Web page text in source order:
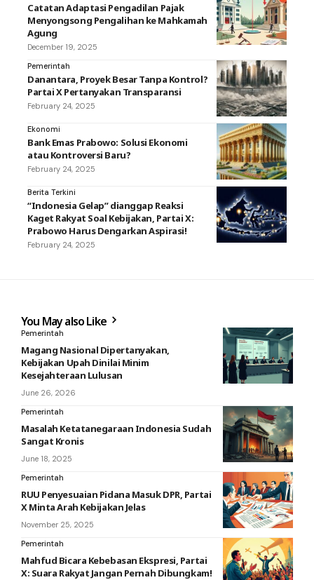
Catatan Adaptasi Pengadilan Pajak
Menyongsong Pengalihan ke Mahkamah
Agung
December 19, 2025
Pemerintah
Danantara, Proyek Besar Tanpa Kontrol?
Partai X Pertanyakan Transparansi
February 24, 2025
Ekonomi
Bank Emas Prabowo: Solusi Ekonomi
atau Kontroversi Baru?
February 24, 2025
Berita Terkini
“Indonesia Gelap” dianggap Reaksi
Kaget Rakyat Soal Kebijakan, Partai X:
Prabowo Harus Dengarkan Aspirasi!
February 24, 2025
You May also Like
Pemerintah
Magang Nasional Dipertanyakan,
Kebijakan Upah Dinilai Minim
Kesejahteraan Lulusan
June 26, 2026
Pemerintah
Masalah Ketatanegaraan Indonesia Sudah
Sangat Kronis
June 18, 2025
Pemerintah
RUU Penyesuaian Pidana Masuk DPR, Partai
X Minta Arah Kebijakan Jelas
November 25, 2025
Pemerintah
Mahfud Bicara Kebebasan Ekspresi, Partai
X: Suara Rakyat Jangan Pernah Dibungkam!